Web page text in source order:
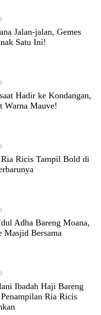
Jalan-jalan, Gemes
Satu Ini!
Hadir ke Kondangan,
Warna Mauve!
Ricis Tampil Bold di
Adha Bareng Moana,
Masjid Bersama
Ibadah Haji Bareng
Ria Ricis